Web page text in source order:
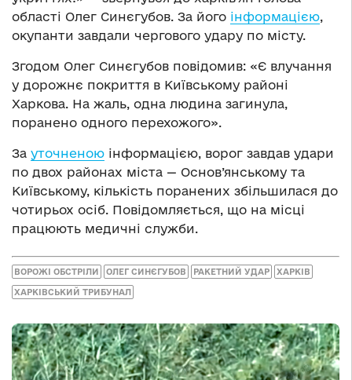
області Олег Синєгубов. За його інформацією,
окупанти завдали чергового удару по місту.
Згодом Олег Синєгубов повідомив: «Є влучання
у дорожнє покриття в Київському районі
Харкова. На жаль, одна людина загинула,
поранено одного перехожого».
За уточненою інформацією, ворог завдав удари
по двох районах міста — Основ’янському та
Київському, кількість поранених збільшилася до
чотирьох осіб. Повідомляється, що на місці
працюють медичні служби.
ВОРОЖІ ОБСТРІЛИ ОЛЕГ СИНЄГУБОВ РАКЕТНИЙ УДАР ХАРКІВ
ХАРКІВСЬКИЙ ТРИБУНАЛ